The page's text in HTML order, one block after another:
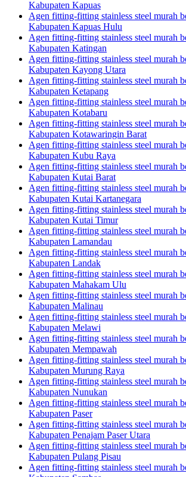
Kabupaten Kapuas
Agen fitting-fitting stainless steel murah
Kabupaten Kapuas Hulu
Agen fitting-fitting stainless steel murah
Kabupaten Katingan
Agen fitting-fitting stainless steel murah
Kabupaten Kayong Utara
Agen fitting-fitting stainless steel murah
Kabupaten Ketapang
Agen fitting-fitting stainless steel murah
Kabupaten Kotabaru
Agen fitting-fitting stainless steel murah
Kabupaten Kotawaringin Barat
Agen fitting-fitting stainless steel murah
Kabupaten Kubu Raya
Agen fitting-fitting stainless steel murah
Kabupaten Kutai Barat
Agen fitting-fitting stainless steel murah
Kabupaten Kutai Kartanegara
Agen fitting-fitting stainless steel murah
Kabupaten Kutai Timur
Agen fitting-fitting stainless steel murah
Kabupaten Lamandau
Agen fitting-fitting stainless steel murah
Kabupaten Landak
Agen fitting-fitting stainless steel murah
Kabupaten Mahakam Ulu
Agen fitting-fitting stainless steel murah
Kabupaten Malinau
Agen fitting-fitting stainless steel murah
Kabupaten Melawi
Agen fitting-fitting stainless steel murah
Kabupaten Mempawah
Agen fitting-fitting stainless steel murah
Kabupaten Murung Raya
Agen fitting-fitting stainless steel murah
Kabupaten Nunukan
Agen fitting-fitting stainless steel murah
Kabupaten Paser
Agen fitting-fitting stainless steel murah
Kabupaten Penajam Paser Utara
Agen fitting-fitting stainless steel murah
Kabupaten Pulang Pisau
Agen fitting-fitting stainless steel murah